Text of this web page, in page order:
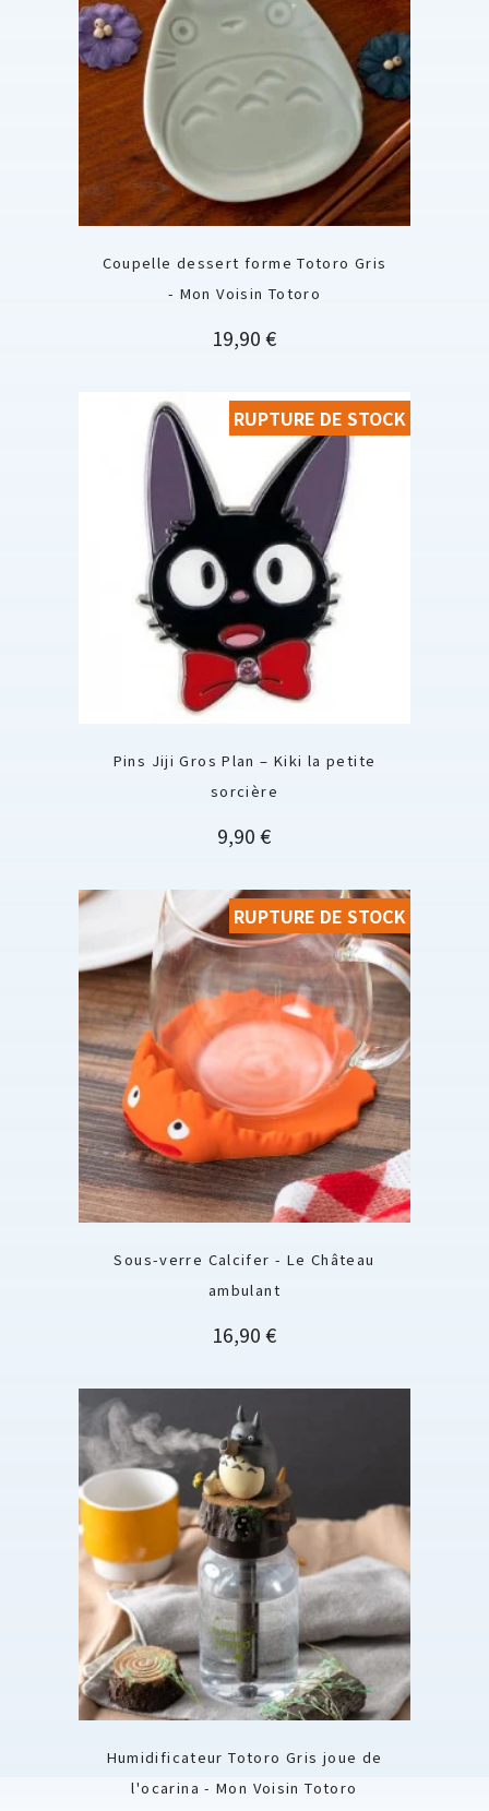
Coupelle dessert forme Totoro Gris
- Mon Voisin Totoro
Prix
19,90 €
Pins Jiji Gros Plan – Kiki la petite
sorcière
Prix
9,90 €
RUPTURE DE STOCK
Sous-verre Calcifer - Le Château
ambulant
Prix
16,90 €
RUPTURE DE STOCK
Humidificateur Totoro Gris joue de
l'ocarina - Mon Voisin Totoro